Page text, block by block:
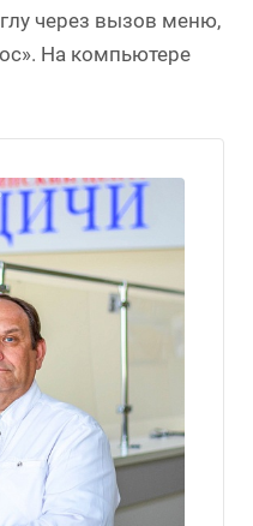
через вызов меню,
На компьютере